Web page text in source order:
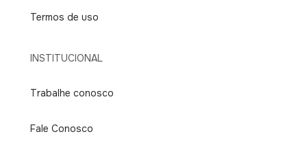
Termos de uso
INSTITUCIONAL
Trabalhe conosco
Fale Conosco